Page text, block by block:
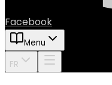
Facebook
Menu
FR